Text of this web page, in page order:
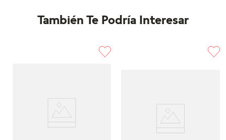
También Te Podría Interesar